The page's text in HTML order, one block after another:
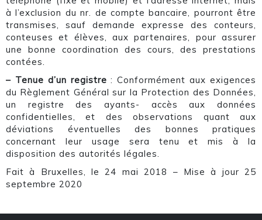
à l’exclusion du nr. de compte bancaire, pourront être
transmises, sauf demande expresse des conteurs,
conteuses et élèves, aux partenaires, pour assurer
une bonne coordination des cours, des prestations
contées.
– Tenue d’un registre : Conformément aux exigences
du Règlement Général sur la Protection des Données,
un registre des ayants- accès aux données
confidentielles, et des observations quant aux
déviations éventuelles des bonnes pratiques
concernant leur usage sera tenu et mis à la
disposition des autorités légales.
Fait à Bruxelles, le 24 mai 2018 – Mise à jour 25
septembre 2020